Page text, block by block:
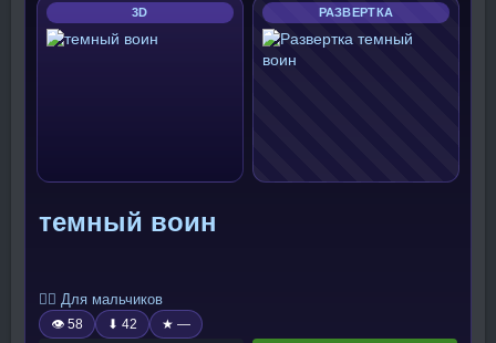
3D РАЗВЕРТКА
темный воин
🧍‍♂️ Для мальчиков
👁 58 ⬇ 42 ★ —